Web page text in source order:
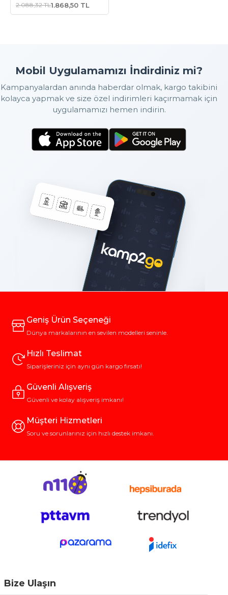
2.088,32 TL1.868,50 TL
Mobil Uygulamamızı İndirdiniz mi?
Kampanyalardan anında haberdar olmak, kargo takibini
kolayca yapmak ve size özel indirimleri kaçırmamak için
uygulamamızı hemen indirin.
Geniş Ürün Seçeneği
Dünya markalarının en sevilen modelleri seninle.
Hızlı Teslimat
Siparişleriniz için aynı gün kargo fırsatı!
Güvenli Alışveriş
Güvenli ve kolay alışveriş imkanı!
Müşteri Hizmetleri
Soru ve sorunlarınız için hızlı destek imkanı.
Bize Ulaşın